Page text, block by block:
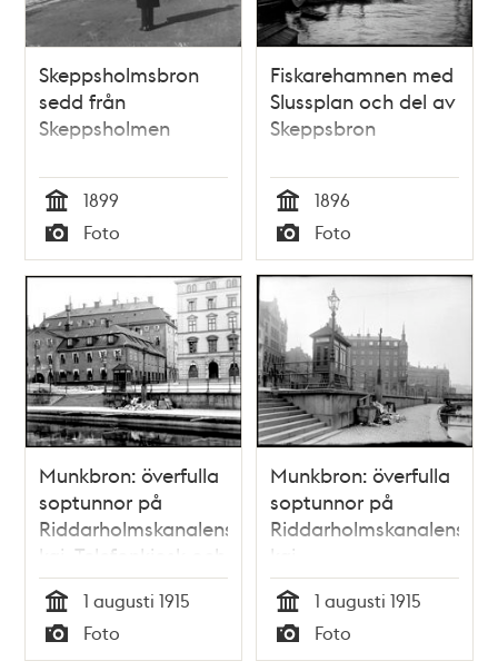
Skeppsholmsbron
sedd från
Skeppsholmen
Tid
1899
Typ
Foto
Fiskarehamnen med
Slussplan och del av
Skeppsbron
Tid
1896
Typ
Foto
Munkbron: överfulla
soptunnor på
Riddarholmskanalens
kaj. Telefonkiosk och
i bakgrunden kv.
Atomena och Milon
Tid
1 augusti 1915
Typ
Foto
Munkbron: överfulla
soptunnor på
Riddarholmskanalens
kaj
Tid
1 augusti 1915
Typ
Foto